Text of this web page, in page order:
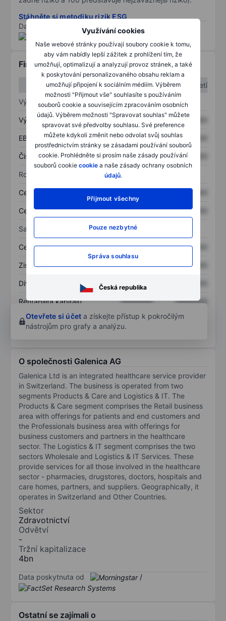
Využívání cookies
Naše webové stránky používají soubory cookie k tomu,
aby vám nabídly lepší zážitek z prohlížení tím, že
umožňují, optimalizují a analyzují provoz stránek, a také
k poskytování personalizovaného obsahu reklam a
umožňují připojení k sociálním médiím. Výběrem
možnosti "Přijmout vše" souhlasíte s používáním
souborů cookie a souvisejícím zpracováním osobních
údajů. Výběrem možnosti "Spravovat souhlas" můžete
spravovat své předvolby souhlasu. Své preference
můžete kdykoli změnit nebo odvolat svůj souhlas
prostřednictvím stránky se zásadami používání souborů
cookie. Prohlédněte si prosím naše zásady používání
souborů cookie cookie a naše zásady ochrany osobních
údajů.
Přijmout všechny
Pouze nezbytné
Správa souhlasu
Česká republika
Stáhněte si metodiku rizik ESG
Data poskytnuta od
Finanční informace
1. čtvrtletí
2. čtvrtletí
Výkaz zisku a ztráty
Výnos XXXXXXX XXXXXXX
EBITDA XXXXXXX XXXXXXX
Čistý příjem XXXXXXX XXXXXXX
Rozvaha
Celková aktiva XXXXXXX
Celkový dluh XXXXXXX XXXXXXX
Sazby
Cena/tržby XXXXXXX XXXXXXX
Zisk na akcii XXXXXXX XXXXXXX
Dividenda na akcii XXXXXXX
Rentabilita kapitálu XXXXXXX
XXXXXXX
Otevřete si účet a získejte přístup k pokročilým
nástrojům pro grafy a analýzu.
O společnosti Galenica AG
Galenica Ltd is an integrated healthcare service provider
in Switzerland. The business is operated from two
segments Products & Care and Logistics & IT. The
Products & Care segment comprises the Retail business
area with offerings for patients and end customers and
the Professionals business area with offerings for
business customers and partners in the healthcare
sector. The Logistics & IT segment comprises the two
sectors Wholesale and Logistics & IT Services. These
provide services for all those involved in the healthcare
sector - pharmacies, drugstores, doctors, hospitals and
care homes, partners, and suppliers. Geographically, it
operates in Switzerland and Other Countries.
Sektor
Zdravotnictví
Odvětví
-
Tržní kapitalizace
4bn
Data poskytnuta od /
Ostatní se zajímali o